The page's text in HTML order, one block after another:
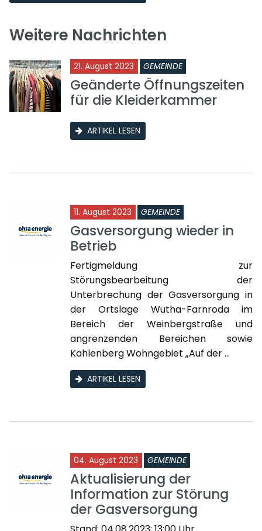
Weitere Nachrichten
21. August 2023 GEMEINDE
Geänderte Öffnungszeiten
für die Kleiderkammer
ARTIKEL LESEN
11. August 2023 GEMEINDE
Gasversorgung wieder in
Betrieb
Fertigmeldung zur
Störungsbearbeitung der
Unterbrechung der Gasversorgung in
der Ortslage Wutha-Farnroda im
Bereich der Weinbergstraße und
angrenzenden Bereichen sowie
Kahlenberg Wohngebiet „Auf der ...
ARTIKEL LESEN
04. August 2023 GEMEINDE
Aktualisierung der
Information zur Störung
der Gasversorgung